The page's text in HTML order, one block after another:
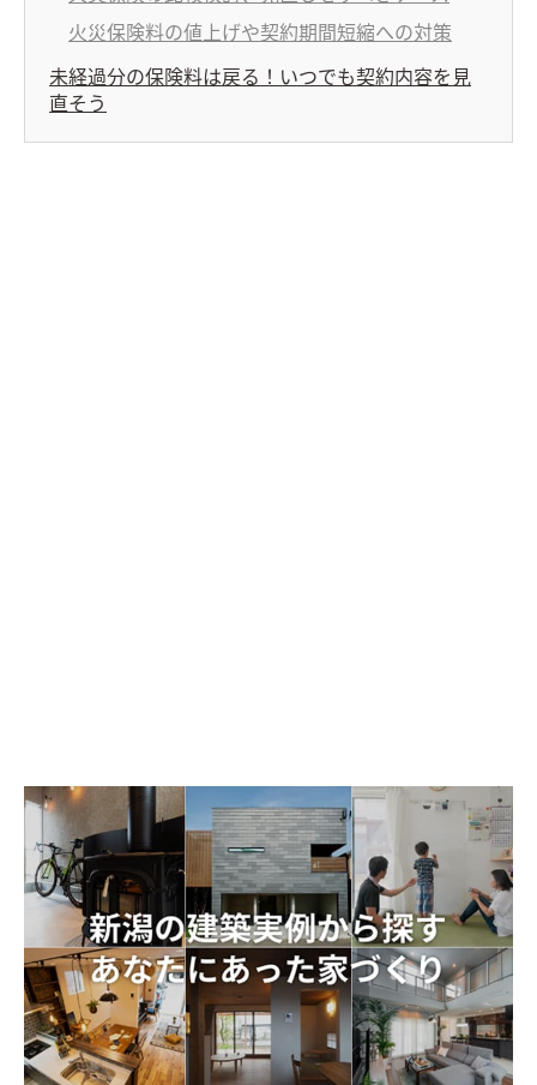
火災保険料の値上げや契約期間短縮への対策
未経過分の保険料は戻る！いつでも契約内容を見
直そう